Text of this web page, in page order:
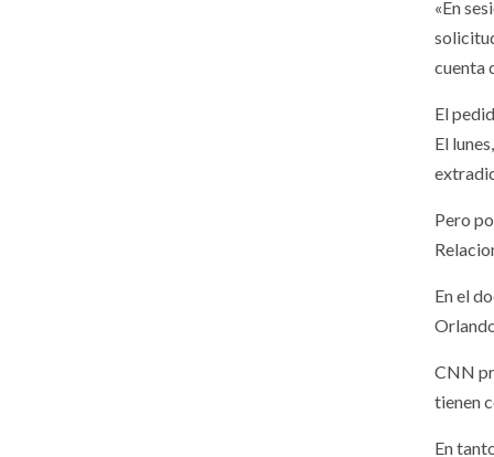
«En
cuenta
El
El
Pero
En el
CNN
tienen
En